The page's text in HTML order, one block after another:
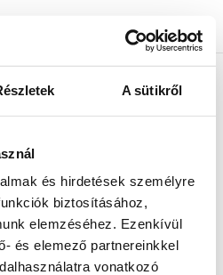
A sütikről
és hirdetések személyre
biztosításához,
elemzéséhez. Ezenkívül
és elemező partnereinkkel
vonatkozó
hiba :(
és indítsd újra a